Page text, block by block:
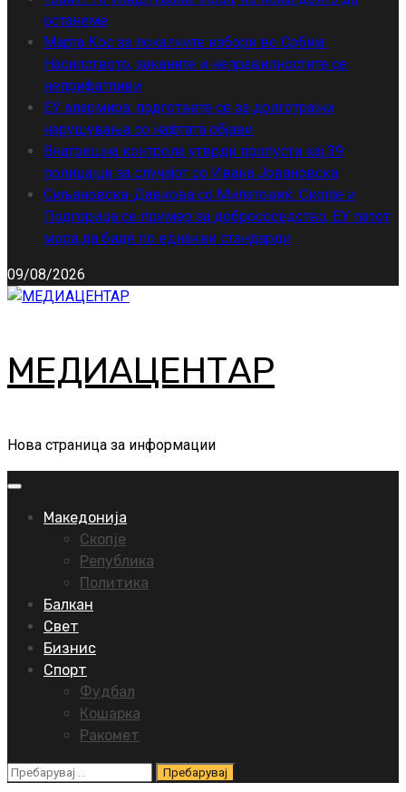
останеме
Марта Кос за локалните избори во Србија:
Насилството, заканите и неправилностите се
неприфатливи
ЕУ алармира: подгответе се за долготрајни
нарушувања со нафтата објави
Внатрешна контрола утврди пропусти кај 39
полицајци за случајот со Ивана Јовановска
Сиљановска-Давкова со Милатовиќ: Скопје и
Подгорица се пример за добрососедство, ЕУ патот
мора да биде по еднакви стандарди
09/08/2026
МЕДИАЦЕНТАР
Нова страница за информации
Primary
Македонија
Скопје
Република
Политика
Балкан
Свет
Бизнис
Спорт
Фудбал
Кошарка
Ракомет
Пребарувај